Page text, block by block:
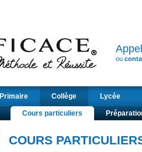
ou
Primaire Collège Lycée
Cours particuliers
COURS